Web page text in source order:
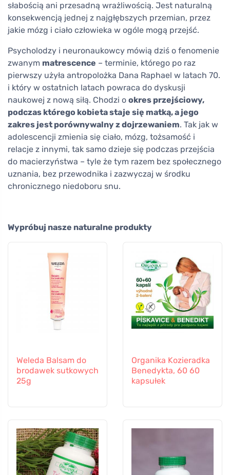
słabością ani przesadną wrażliwością. Jest naturalną
konsekwencją jednej z najgłębszych przemian, przez
jakie mózg i ciało człowieka w ogóle mogą przejść.
Psycholodzy i neuronaukowcy mówią dziś o fenomenie
zwanym matrescence – terminie, którego po raz
pierwszy użyła antropolożka Dana Raphael w latach 70.
i który w ostatnich latach powraca do dyskusji
naukowej z nową siłą. Chodzi o okres przejściowy,
podczas którego kobieta staje się matką, a jego
zakres jest porównywalny z dojrzewaniem. Tak jak w
adolescencji zmienia się ciało, mózg, tożsamość i
relacje z innymi, tak samo dzieje się podczas przejścia
do macierzyństwa – tyle że tym razem bez społecznego
uznania, bez przewodnika i zazwyczaj w środku
chronicznego niedoboru snu.
Wypróbuj nasze naturalne produkty
Weleda Balsam do
brodawek sutkowych
25g
Organika Kozieradka
Benedykta, 60 60
kapsułek